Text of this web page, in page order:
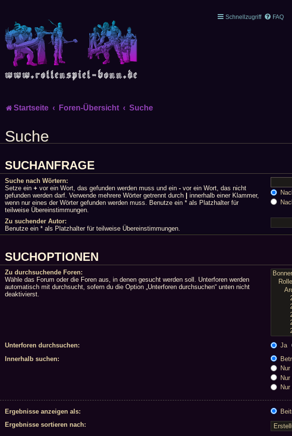
Schnellzugriff FAQ
Startseite Foren-Übersicht Suche
Suche
SUCHANFRAGE
Suche nach Wörtern:
Setze ein + vor ein Wort, das gefunden werden muss und ein - vor ein Wort, das nicht
gefunden werden darf. Verwende mehrere Wörter getrennt durch
innerhalb einer Klammer,
wenn nur eines der Wörter gefunden werden muss. Benutze ein * als Platzhalter für
teilweise Übereinstimmungen.
Zu suchender Autor:
Benutze ein * als Platzhalter für teilweise Übereinstimmungen.
SUCHOPTIONEN
Zu durchsuchende Foren:
Wähle das Forum oder die Foren aus, in denen gesucht werden soll. Unterforen werden
automatisch mit durchsucht, sofern du die Option „Unterforen durchsuchen“ unten nicht
deaktivierst.
Unterforen durchsuchen: Ja
Innerhalb suchen:
Ergebnisse anzeigen als:
Ergebnisse sortieren nach: